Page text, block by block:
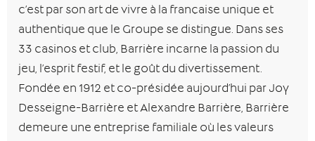
c’est par son art de vivre à la française unique et
authentique que le Groupe se distingue. Dans ses
33 casinos et club, Barrière incarne la passion du
jeu, l’esprit festif, et le goût du divertissement.
Fondée en 1912 et co-présidée aujourd’hui par Joy
Desseigne-Barrière et Alexandre Barrière, Barrière
demeure une entreprise familiale où les valeurs